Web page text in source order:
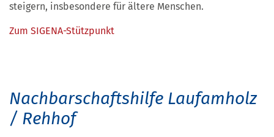
steigern, insbesondere für ältere Menschen.
Zum SIGENA-Stützpunkt
Nachbarschaftshilfe Laufamholz
/ Rehhof